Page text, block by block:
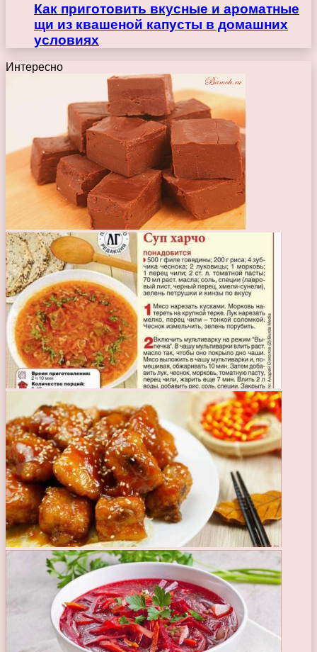
Как приготовить вкусные и ароматные
щи из квашеной капусты в домашних
условиях
Интересно